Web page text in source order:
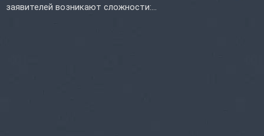
заявителей возникают сложности:...